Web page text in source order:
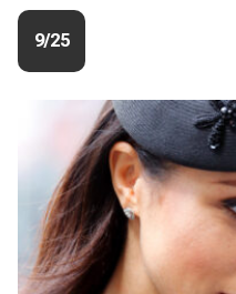
9/25